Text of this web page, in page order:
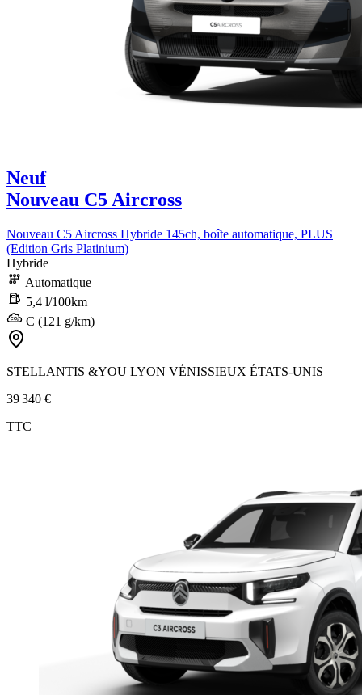
Neuf
Nouveau C5 Aircross
Nouveau C5 Aircross Hybride 145ch, boîte automatique, PLUS
(Edition Gris Platinium)
Hybride
Automatique
5,4 l/100km
C (121 g/km)
STELLANTIS &YOU LYON VÉNISSIEUX ÉTATS-UNIS
39 340 €
TTC